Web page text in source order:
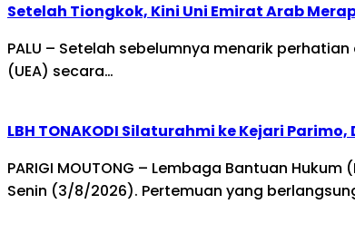
Setelah Tiongkok, Kini Uni Emirat Arab
PALU – Setelah sebelumnya menarik
(UEA) secara…
LBH TONAKODI Silaturahmi ke Kejari
PARIGI MOUTONG – Lembaga Bantuan
Senin (3/8/2026). Pertemuan yang